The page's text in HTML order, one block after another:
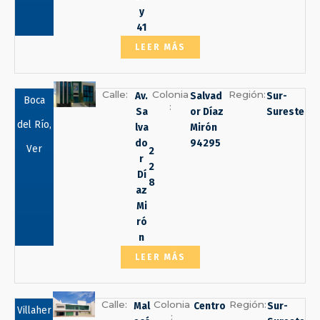
y
41
LEER MÁS
Boca
del Río,
Ver
Calle:
Av.
Sa
lva
do
r
Dí
az
Mi
ró
n
2
2
8
Colonia
:
Salvad
or Díaz
Mirón
94295
Región:Sur-
Sureste
LEER MÁS
Villaher
Calle:
Mal Colonia
:
Centro Región:Sur-